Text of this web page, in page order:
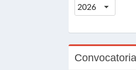
2026